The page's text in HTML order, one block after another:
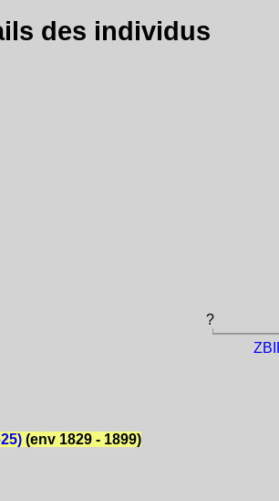
des individus
?
(env 1829 - 1899)